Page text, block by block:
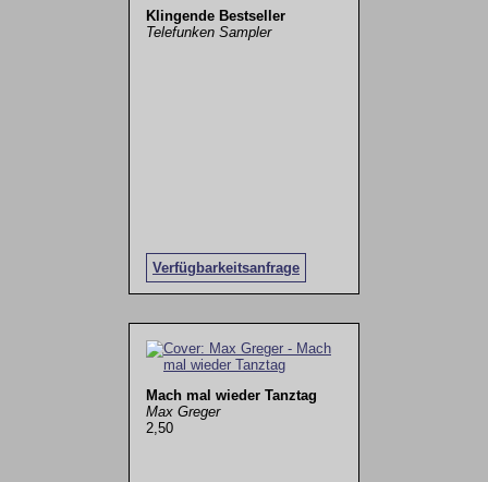
Klingende Bestseller
Telefunken Sampler
Verfügbarkeitsanfrage
Mach mal wieder Tanztag
Max Greger
2,50